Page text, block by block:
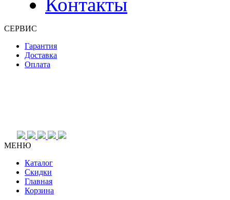
Контакты
СЕРВИС
Гарантия
Доставка
Оплата
МЕНЮ
Каталог
Скидки
Главная
Корзина